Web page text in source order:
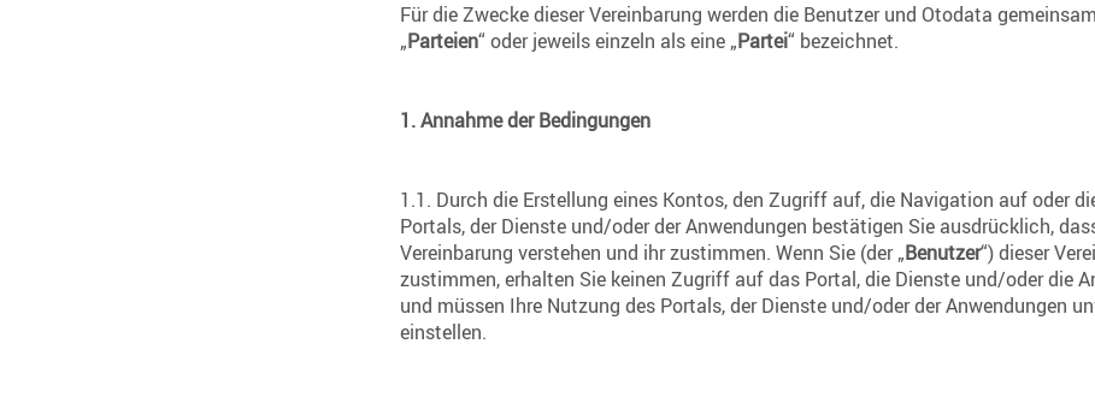
Für die Zwecke dieser Vereinbarung werden die Benutzer und Otodata
„Parteien“ oder jeweils einzeln als eine „Partei“ bezeichnet.
1.Annahme der Bedingungen
1.1. Durch die Erstellung eines Kontos, den Zugriff auf, die Navigation auf oder
Portals, der Dienste und/oder der Anwendungen bestätigen Sie ausdrücklich,
Vereinbarung verstehen und ihr zustimmen. Wenn Sie (der „Benutzer“) dieser
zustimmen, erhalten Sie keinen Zugriff auf das Portal, die Dienste und/oder die
und müssen Ihre Nutzung des Portals, der Dienste und/oder der Anwendungen
einstellen.